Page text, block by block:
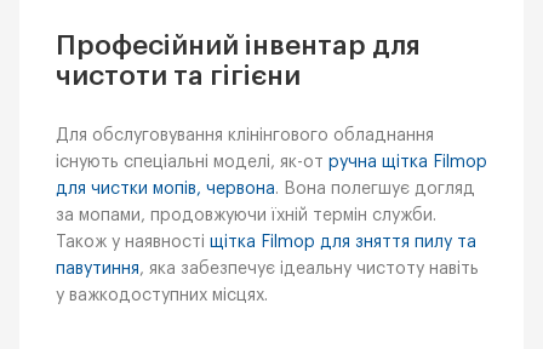
Професійний інвентар для
чистоти та гігієни
Для обслуговування клінінгового обладнання
існують спеціальні моделі, як-от ручна щітка Filmop
для чистки мопів, червона. Вона полегшує догляд
за мопами, продовжуючи їхній термін служби.
Також у наявності щітка Filmop для зняття пилу та
павутиння, яка забезпечує ідеальну чистоту навіть
у важкодоступних місцях.